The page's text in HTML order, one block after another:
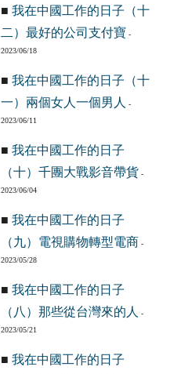
■ 我在中國工作的日子（十
二）最好的公司支付寶 -
2023/06/18
■ 我在中國工作的日子（十
一）兩個女人一個男人
-
2023/06/11
■ 我在中國工作的日子
（十）千團大戰影音帶貨 -
2023/06/04
■ 我在中國工作的日子
（九）電視購物轉型電商 -
2023/05/28
■ 我在中國工作的日子
（八）那些從台灣來的人
-
2023/05/21
■ 我在中國工作的日子